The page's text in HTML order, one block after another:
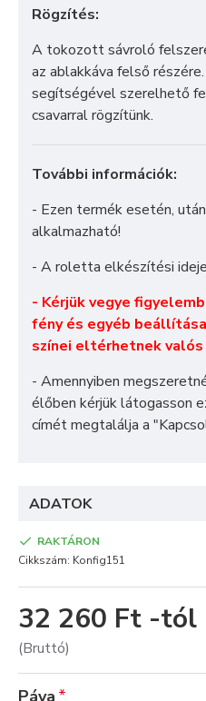
Rögzítés:
A tokozott sávroló
az ablakkáva felső
segítségével szerelhető
csavarral rögzítünk.
További információk:
- Ezen termék esetén,
alkalmazható!
- A roletta elkészítési
- Kérjük vegye
fény és egyéb
színei eltérhetnek
- Amennyiben
élőben kérjük látogasson
címét megtalálja a "
ADATOK
32 260 Ft -tól
(Bruttó)
RAKTÁRON
Cikkszám: Konfig151
Páva